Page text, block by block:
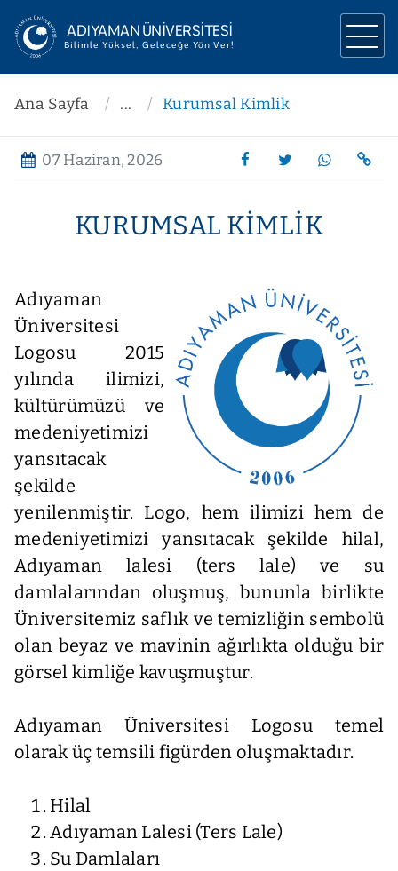
ADIYAMAN ÜNİVERSİTESİ
Bilimle Yüksel, Geleceğe Yön Ver!
ÜNİVERSİTEMİZ
ARAŞTIRMA
Ana Sayfa ... Kurumsal Kimlik
07 Haziran, 2026
KURUMSAL KIMLIK
Adıyaman
Üniversitesi
Logosu 2015
yılında ilimizi,
kültürümüzü ve
medeniyetimizi
yansıtacak
şekilde
yenilenmiştir. Logo, hem ilimizi hem de
medeniyetimizi yansıtacak şekilde hilal,
Adıyaman lalesi (ters lale) ve su
damlalarından oluşmuş, bununla birlikte
Üniversitemiz saflık ve temizliğin sembolü
olan beyaz ve mavinin ağırlıkta olduğu bir
görsel kimliğe kavuşmuştur.
Adıyaman Üniversitesi Logosu temel
olarak üç temsili figürden oluşmaktadır.
Hilal
Adıyaman Lalesi (Ters Lale)
Su Damlaları